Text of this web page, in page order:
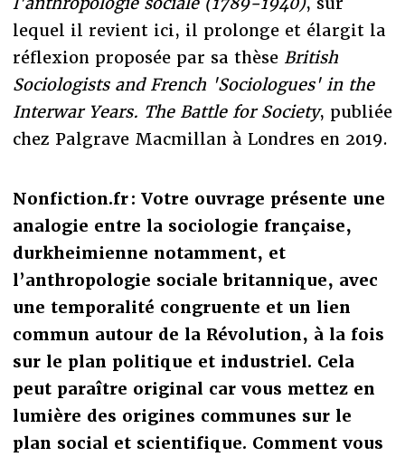
lequel il revient ici, il prolonge et élargit la
réflexion proposée par sa thèse British
Sociologists and French 'Sociologues' in the
Interwar Years. The Battle for Society, publiée
chez Palgrave Macmillan à Londres en 2019.
Nonfiction.fr : Votre ouvrage présente une
analogie entre la sociologie française,
durkheimienne notamment, et
l’anthropologie sociale britannique, avec
une temporalité congruente et un lien
commun autour de la Révolution, à la fois
sur le plan politique et industriel. Cela
peut paraître original car vous mettez en
lumière des origines communes sur le
plan social et scientifique. Comment vous